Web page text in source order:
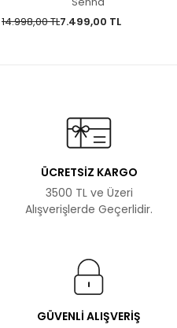
14.998,00 TL7.499,00 TL
ÜCRETSİZ KARGO
3500 TL ve Üzeri
Alışverişlerde Geçerlidir.
GÜVENLİ ALIŞVERİŞ